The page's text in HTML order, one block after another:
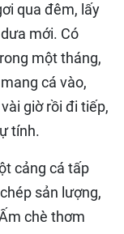
qua đêm, lấy
mới. Có
một tháng,
cá vào,
giờ rồi đi tiếp,
tính.
cảng cá tấp
sản lượng,
chè thơm